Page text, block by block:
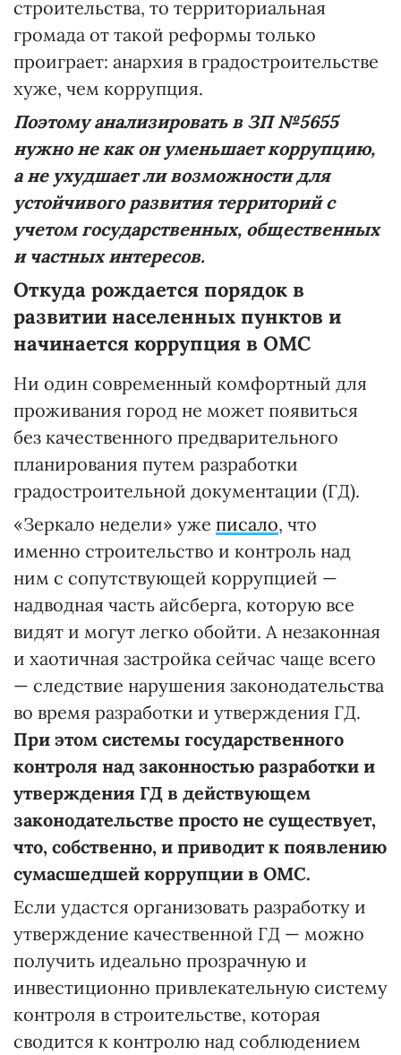
строительства, то территориальная
громада от такой реформы только
проиграет: анархия в градостроительстве
хуже, чем коррупция.
Поэтому анализировать в ЗП №5655
нужно не как он уменьшает коррупцию,
а не ухудшает ли возможности для
устойчивого развития территорий с
учетом государственных, общественных
и частных интересов.
Откуда рождается порядок в
развитии населенных пунктов и
начинается коррупция в ОМС
Ни один современный комфортный для
проживания город не может появиться
без качественного предварительного
планирования путем разработки
градостроительной документации (ГД).
«Зеркало недели» уже писало, что
именно строительство и контроль над
ним с сопутствующей коррупцией —
надводная часть айсберга, которую все
видят и могут легко обойти. А незаконная
и хаотичная застройка сейчас чаще всего
— следствие нарушения законодательства
во время разработки и утверждения ГД.
При этом системы государственного
контроля над законностью разработки и
утверждения ГД в действующем
законодательстве просто не существует,
что, собственно, и приводит к появлению
сумасшедшей коррупции в ОМС.
Если удастся организовать разработку и
утверждение качественной ГД — можно
получить идеально прозрачную и
инвестиционно привлекательную систему
контроля в строительстве, которая
сводится к контролю над соблюдением